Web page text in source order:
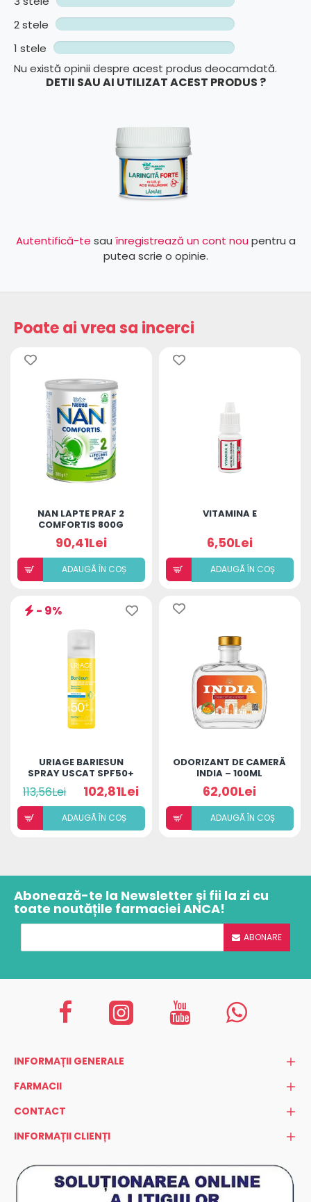
2 stele
1 stele
Nu există opinii despre acest produs deocamdată.
DETII SAU AI UTILIZAT ACEST PRODUS ?
Autentifică-te sau înregistrează un cont nou pentru a
putea scrie o opinie.
Poate ai vrea sa incerci
NAN LAPTE PRAF 2
COMFORTIS 800G
90,41Lei
ADAUGÃ ÎN COȘ
VITAMINA E
6,50Lei
ADAUGÃ ÎN COȘ
- 9%
URIAGE BARIESUN
SPRAY USCAT SPF50+
200ML
113,56Lei 102,81Lei
ADAUGÃ ÎN COȘ
ODORIZANT DE CAMERĂ
INDIA – 100ML
62,00Lei
ADAUGÃ ÎN COȘ
Abonează-te la Newsletter și fii la zi cu
toate noutățile farmaciei ANCA!
ABONARE
INFORMAȚII GENERALE
FARMACII
CONTACT
INFORMAȚII CLIENȚI